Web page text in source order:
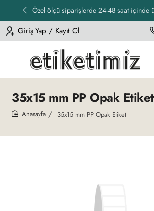
Özel ölçü siparişlerde 24-48 saat içinde
Giriş Yap / Kayıt Ol
35x15 mm PP Opak Etiket
35x15 mm PP Opak Etiket